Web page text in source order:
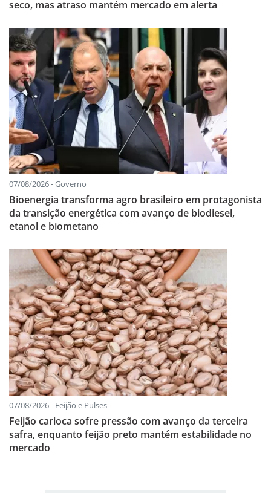
seco, mas atraso mantém mercado em alerta
07/08/2026 - Governo
Bioenergia transforma agro brasileiro em protagonista
da transição energética com avanço de biodiesel,
etanol e biometano
07/08/2026 - Feijão e Pulses
Feijão carioca sofre pressão com avanço da terceira
safra, enquanto feijão preto mantém estabilidade no
mercado